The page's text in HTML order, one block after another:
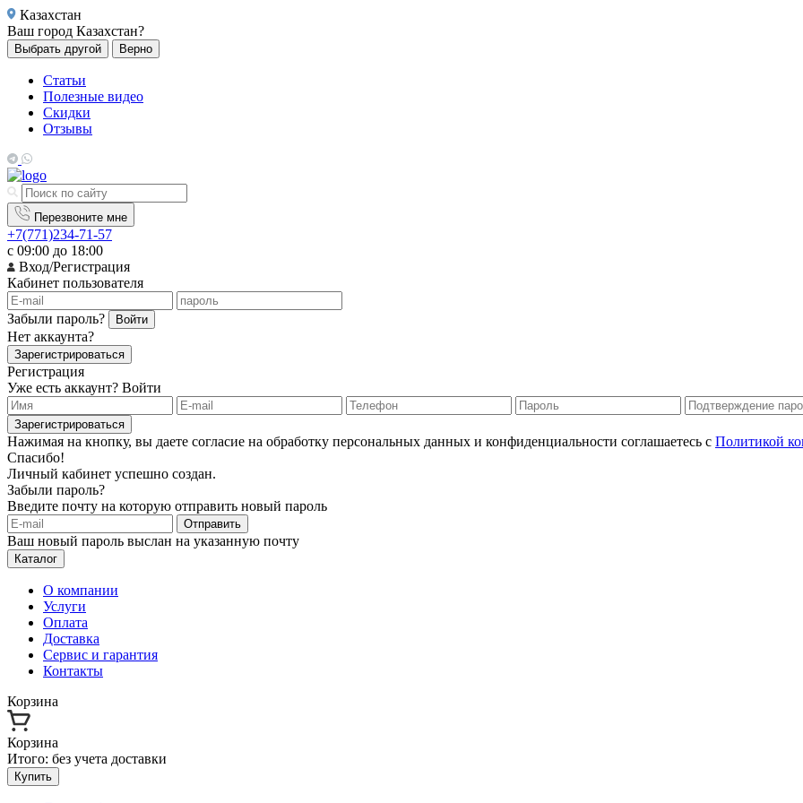
Казахстан
Ваш город Казахстан?
Выбрать другой Верно
Статьи
Полезные видео
Скидки
Отзывы
Перезвоните мне
+7(771)234-71-57
с 09:00 до 18:00
Вход/Регистрация
Кабинет пользователя
Забыли пароль? Войти
Нет аккаунта?
Зарегистрироваться
Регистрация
Уже есть аккаунт? Войти
Зарегистрироваться
Нажимая на кнопку, вы даете согласие на обработку персональных данных и конфиденциальности соглашаетесь с Политикой
Спасибо!
Личный кабинет успешно создан.
Забыли пароль?
Введите почту на которую отправить новый пароль
Отправить
Ваш новый пароль выслан на указанную почту
Каталог
О компании
Услуги
Оплата
Доставка
Сервис и гарантия
Контакты
Корзина
Корзина
Итого: без учета доставки
Купить